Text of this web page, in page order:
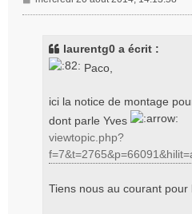
e
laurentg0 a écrit :
Paco,
ici la notice de montage
dont parle Yves
viewtopic.php?
Tiens nous au courant pour